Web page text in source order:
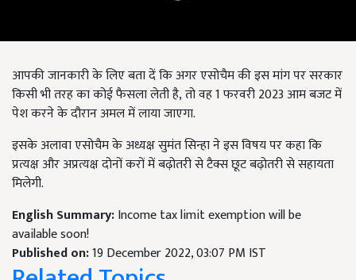
आपकी जानकारी के लिए बता दें कि अगर एसोचैम की इस मांग पर सरकार
किसी भी तरह का कोई फैसला लेती है, तो वह 1फरवरी2023 आम बजट में
पेश करने के दौरान अमल में लाया जाएगा.
इसके अलावा एसोचैम के अध्यक्ष सुमंत सिन्हा ने इस विषय पर कहा कि
प्रत्यक्ष और अप्रत्यक्ष दोनों करों में बढ़ोतरी से टैक्स छूट बढ़ोतरी से सहायता
मिलेगी.
English Summary:Income tax limit exemption will be
available soon!
Published on:19 December 2022, 03:07 PM IST